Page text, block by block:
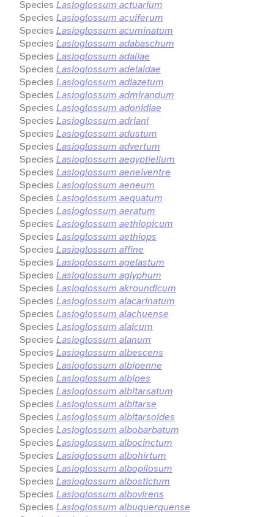
Species Lasioglossum actuarium
Species Lasioglossum acuiferum
Species Lasioglossum acuminatum
Species Lasioglossum adabaschum
Species Lasioglossum adaliae
Species Lasioglossum adelaidae
Species Lasioglossum adiazetum
Species Lasioglossum admirandum
Species Lasioglossum adonidiae
Species Lasioglossum adriani
Species Lasioglossum adustum
Species Lasioglossum advertum
Species Lasioglossum aegyptiellum
Species Lasioglossum aeneiventre
Species Lasioglossum aeneum
Species Lasioglossum aequatum
Species Lasioglossum aeratum
Species Lasioglossum aethiopicum
Species Lasioglossum aethiops
Species Lasioglossum affine
Species Lasioglossum agelastum
Species Lasioglossum aglyphum
Species Lasioglossum akroundicum
Species Lasioglossum alacarinatum
Species Lasioglossum alachuense
Species Lasioglossum alaicum
Species Lasioglossum alanum
Species Lasioglossum albescens
Species Lasioglossum albipenne
Species Lasioglossum albipes
Species Lasioglossum albitarsatum
Species Lasioglossum albitarse
Species Lasioglossum albitarsoides
Species Lasioglossum albobarbatum
Species Lasioglossum albocinctum
Species Lasioglossum albohirtum
Species Lasioglossum albopilosum
Species Lasioglossum albostictum
Species Lasioglossum albovirens
Species Lasioglossum albuquerquense